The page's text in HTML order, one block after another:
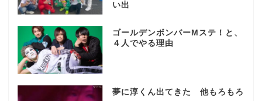
い出
ゴールデンボンバーMステ！と、
４人でやる理由
夢に淳くん出てきた 他もろもろ